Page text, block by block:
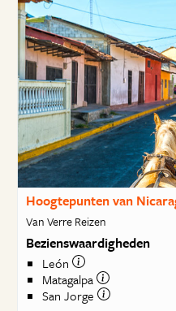
Hoogtepunten van
Van Verre Reizen
Bezienswaardigheden
León
Matagalpa
San Jorge